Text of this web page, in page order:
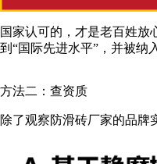
国家认可的，才是老百姓放
到“国际先进水平”，并被纳
方法二：查资质
除了观察防滑砖厂家的品牌